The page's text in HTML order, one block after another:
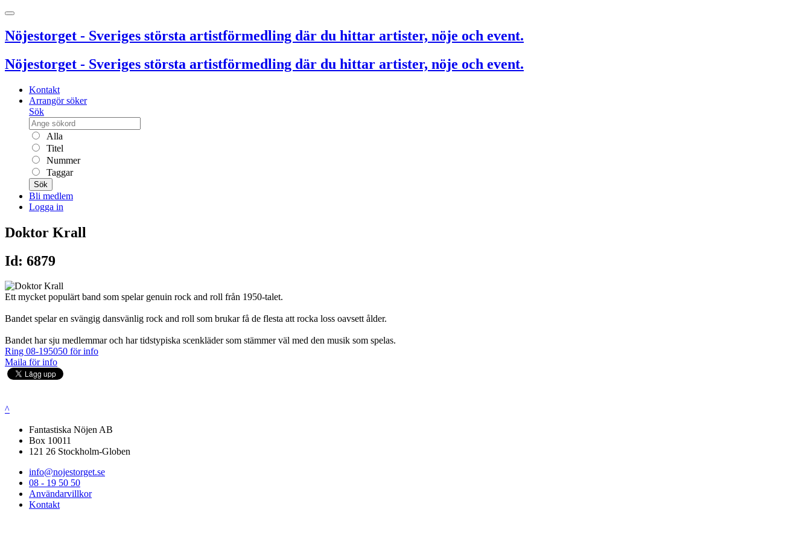
Nöjestorget - Sveriges största artistförmedling där du hittar artister, nöje och event.
Nöjestorget - Sveriges största artistförmedling där du hittar artister, nöje och event.
Kontakt
Arrangör söker
Sök
Alla
Titel
Nummer
Taggar
Sök
Bli medlem
Logga in
Doktor Krall
Id: 6879
Ett mycket populärt band som spelar genuin rock and roll från 1950-talet.
Bandet spelar en svängig dansvänlig rock and roll som brukar få de flesta att rocka loss oavsett ålder.
Bandet har sju medlemmar och har tidstypiska scenkläder som stämmer väl med den musik som spelas.
Ring 08-195050 för info
Maila för info
^
Fantastiska Nöjen AB
Box 10011
121 26 Stockholm-Globen
info@nojestorget.se
08 - 19 50 50
Användarvillkor
Kontakt